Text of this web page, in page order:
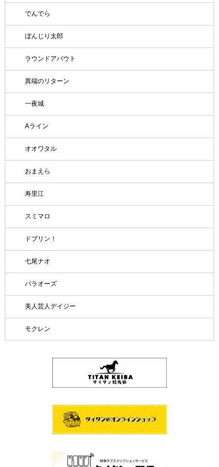
でんでら
ぼんじり太郎
ラウンドアバウト
異端のリターン
一夜城
Aライン
オオワタル
おまえら
寿里江
スミマロ
ドブリン！
七尾ナオ
パラオーズ
美人芸人デイジー
モクレン